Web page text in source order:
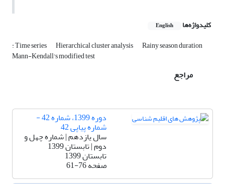
کلیدواژه‌ها English
: Time series Hierarchical cluster analysis Rainy season duration
Mann-Kendall's modified test
مراجع
دوره 1399، شماره 42 -
شماره پیاپی 42
سال یازدهم | شماره چهل و
دوم | تابستان 1399
تابستان 1399
صفحه61-76